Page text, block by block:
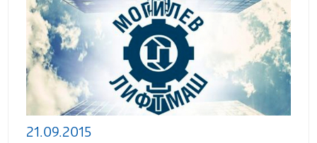
21.09.2015